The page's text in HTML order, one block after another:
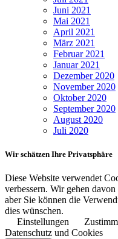
Juni 2021
Mai 2021
April 2021
März 2021
Februar 2021
Januar 2021
Dezember 2020
November 2020
Oktober 2020
September 2020
August 2020
Juli 2020
Wir schätzen Ihre Privatsphäre
Diese Website verwendet
verbessern. Wir gehen
aber Sie können die
dies wünschen.
Einstellungen
Datenschutz und Cookies